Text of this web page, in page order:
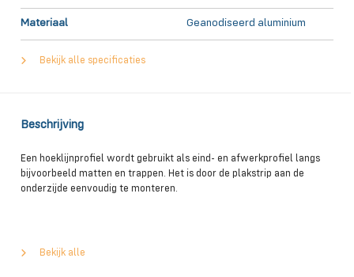
Materiaal Geanodiseerd aluminium
Bekijk alle specificaties
Beschrijving
Een hoeklijnprofiel wordt gebruikt als eind- en afwerkprofiel langs
bijvoorbeeld matten en trappen. Het is door de plakstrip aan de
onderzijde eenvoudig te monteren.
Bekijk alle